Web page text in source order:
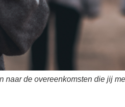
de overeenkomsten die jij